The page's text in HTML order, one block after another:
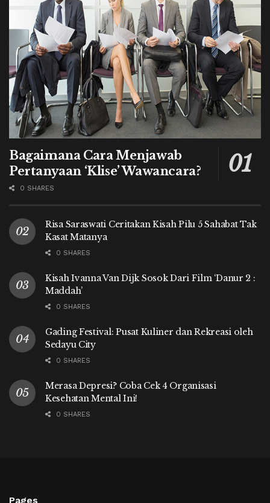
Bagaimana Cara Menjawab
Pertanyaan ‘Klise’ Wawancara?
0 SHARES
Risa Saraswati Ceritakan Kisah Pilu 5 Sahabat Tak
Kasat Matanya
0 SHARES
Kisah Ivanna Van Dijk Sosok Dari Film ‘Danur 2 :
Maddah’
0 SHARES
Gading Festival: Pusat Kuliner dan Rekreasi oleh
Sedayu City
0 SHARES
Merasa Depresi? Coba Cek 4 Organisasi
Kesehatan Mental Ini!
0 SHARES
Pages